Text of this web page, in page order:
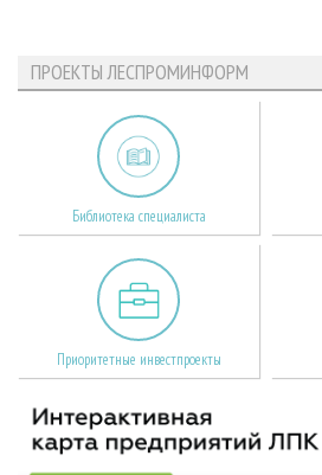
ПРОЕКТЫ ЛЕСПРОМИНФОРМ
Библиотека специалиста
Приоритетные инвестпроекты